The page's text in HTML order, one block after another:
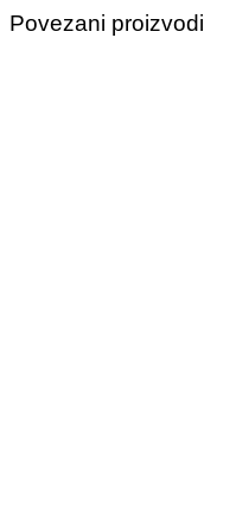
Povezani proizvodi